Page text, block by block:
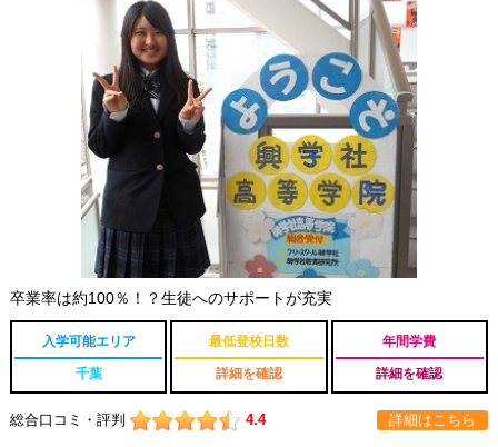
卒業率は約100％！？生徒へのサポートが充実
入学可能エリア
千葉
最低登校日数
詳細を確認
年間学費
詳細を確認
総合口コミ・評判 4.4 詳細はこちら